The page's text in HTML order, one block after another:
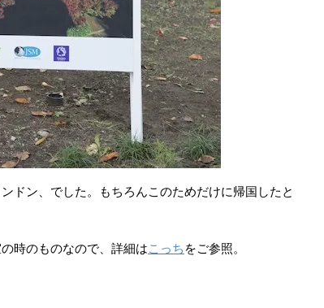
ドン、でした。もちろんこのためだけに帰国したと
時のものなので、詳細はこっち をご参照。